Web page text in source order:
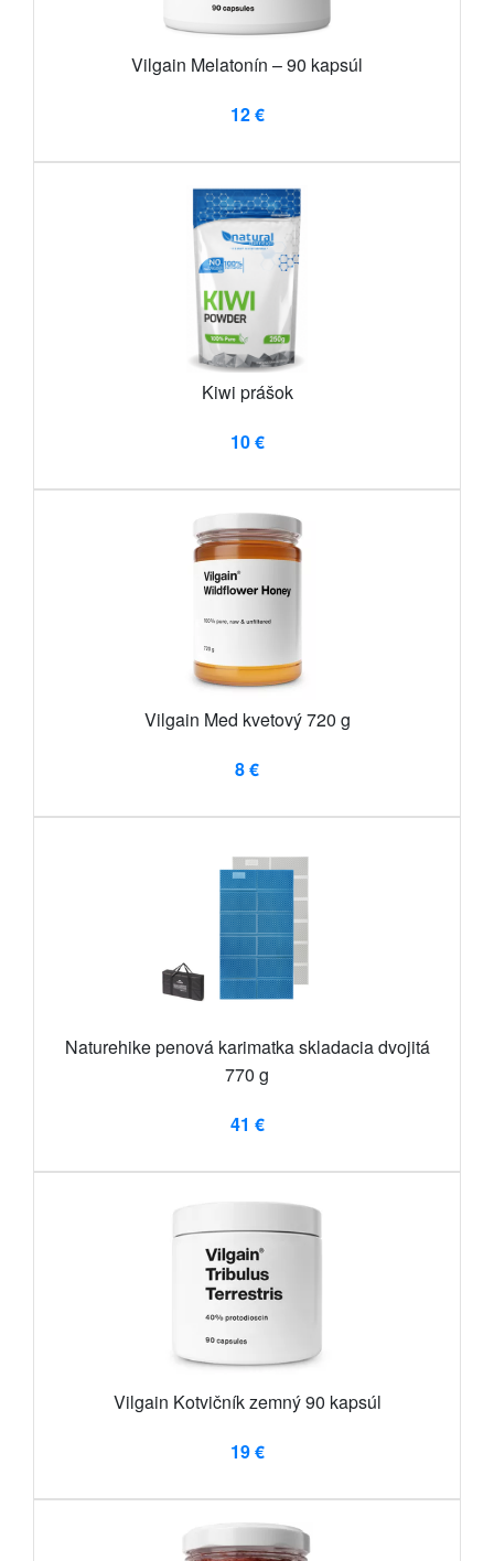
Vilgain Melatonín – 90 kapsúl
12 €
Kiwi prášok
10 €
Vilgain Med kvetový 720 g
8 €
Naturehike penová karimatka skladacia dvojitá
770 g
41 €
Vilgain Kotvičník zemný 90 kapsúl
19 €